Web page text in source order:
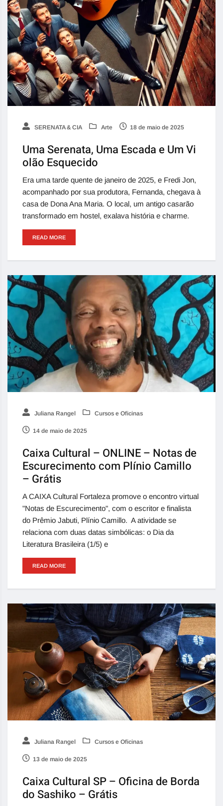
SERENATA & CIA Arte 18 de maio de 2025
Uma Serenata, Uma Escada e Um Vi
olão Esquecido
Era uma tarde quente de janeiro de 2025, e Fredi Jon,
acompanhado por sua produtora, Fernanda, chegava à
casa de Dona Ana Maria. O local, um antigo casarão
transformado em hostel, exalava história e charme.
READ MORE
Juliana Rangel Cursos e Oficinas
14 de maio de 2025
Caixa Cultural – ONLINE – Notas de
Escurecimento com Plínio Camillo
– Grátis
A CAIXA Cultural Fortaleza promove o encontro virtual
"Notas de Escurecimento", com o escritor e finalista
do Prêmio Jabuti, Plínio Camillo. A atividade se
relaciona com duas datas simbólicas: o Dia da
Literatura Brasileira (1/5) e
READ MORE
Juliana Rangel Cursos e Oficinas
13 de maio de 2025
Caixa Cultural SP – Oficina de Borda
do Sashiko – Grátis